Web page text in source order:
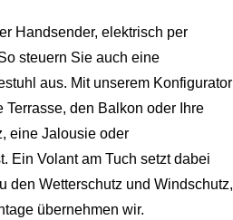
Handsender, elektrisch per
steuern Sie auch eine
aus. Mit unserem Konfigurator
den Balkon oder Ihre
eine Jalousie oder
Ein Volant am Tuch setzt dabei
den Wetterschutz und Windschutz,
übernehmen wir.